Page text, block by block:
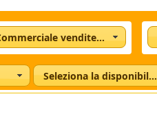
» Commerciale vendite e acquisti
Seleziona la disponibilità